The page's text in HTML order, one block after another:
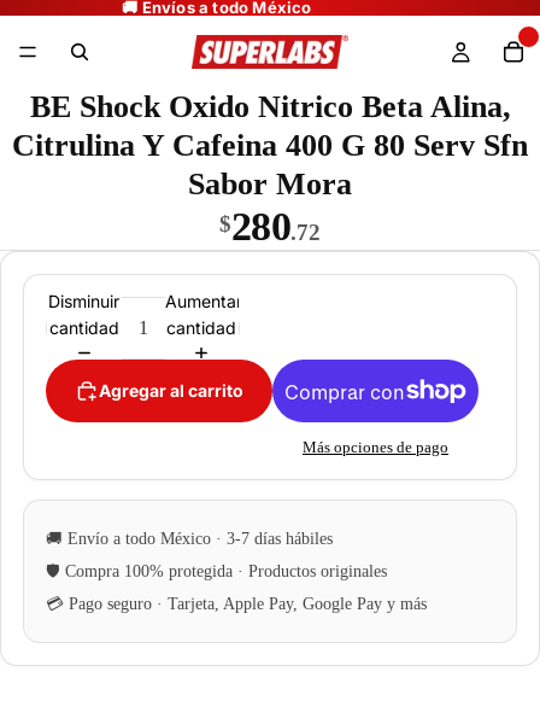
BE Shock Oxido Nitrico Beta Alina,
Citrulina Y Cafeina 400 G 80 Serv Sfn
Sabor Mora
$280.72
Disminuir
cantidad
Aumentar
cantidad
Agregar al carrito
Más opciones de pago